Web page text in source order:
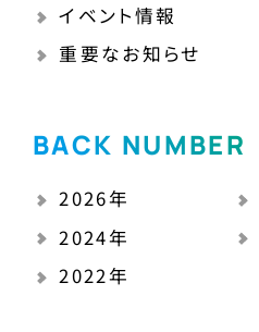
イベント情報
重要なお知らせ
BACK NUMBER
2026年
2024年
2022年